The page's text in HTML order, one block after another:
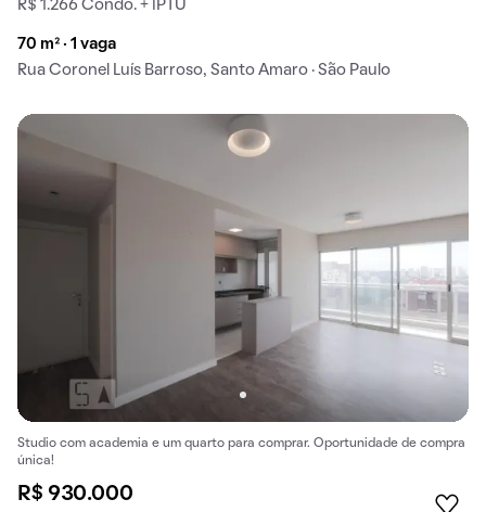
R$ 1.266 Condo. + IPTU
70 m² · 1 vaga
Rua Coronel Luís Barroso, Santo Amaro · São Paulo
Studio com academia e um quarto para comprar. Oportunidade de compra
única!
R$ 930.000